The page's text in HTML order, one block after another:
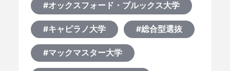
#オックスフォード・ブルックス大学
#キャピラノ大学 #総合型選抜
#マックマスター大学